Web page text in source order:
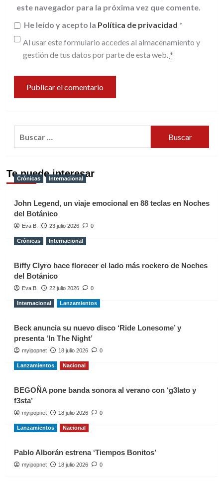
este navegador para la próxima vez que comente.
He leído y acepto la Política de privacidad *
Al usar este formulario accedes al almacenamiento y
gestión de tus datos por parte de esta web. *
Te puede interesar
Crónicas Internacional
John Legend, un viaje emocional en 88 teclas en Noches
del Botánico
Eva B. 23 julio 2026 0
Crónicas Internacional
Biffy Clyro hace florecer el lado más rockero de Noches
del Botánico
Eva B. 22 julio 2026 0
Internacional Lanzamientos
Beck anuncia su nuevo disco ‘Ride Lonesome’ y
presenta ‘In The Night’
myipopnet 18 julio 2026 0
Lanzamientos Nacional
BEGOÑA pone banda sonora al verano con ‘g3lato y
f3sta’
myipopnet 18 julio 2026 0
Lanzamientos Nacional
Pablo Alborán estrena ‘Tiempos Bonitos’
myipopnet 18 julio 2026 0